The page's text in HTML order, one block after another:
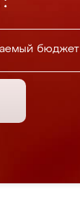
бюджет